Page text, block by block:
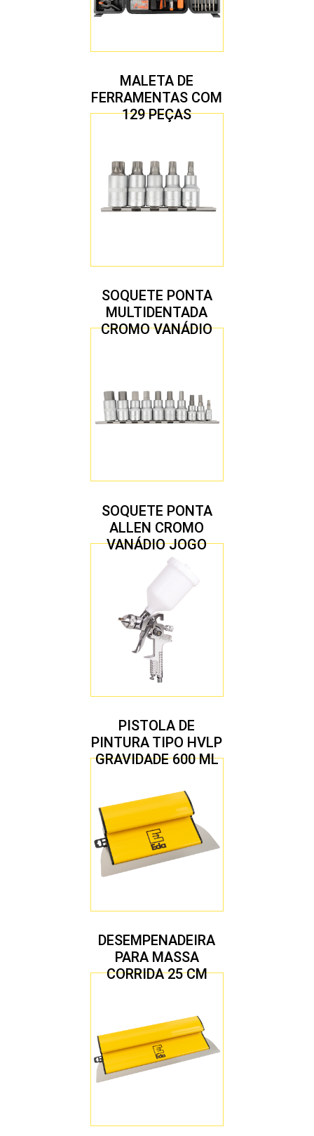
MALETA DE
FERRAMENTAS COM
129 PEÇAS
SOQUETE PONTA
MULTIDENTADA
CROMO VANÁDIO
SOQUETE PONTA
ALLEN CROMO
VANÁDIO JOGO
COM 10 PEÇAS
PISTOLA DE
PINTURA TIPO HVLP
GRAVIDADE 600 ML
1,7 MM
DESEMPENADEIRA
PARA MASSA
CORRIDA 25 CM